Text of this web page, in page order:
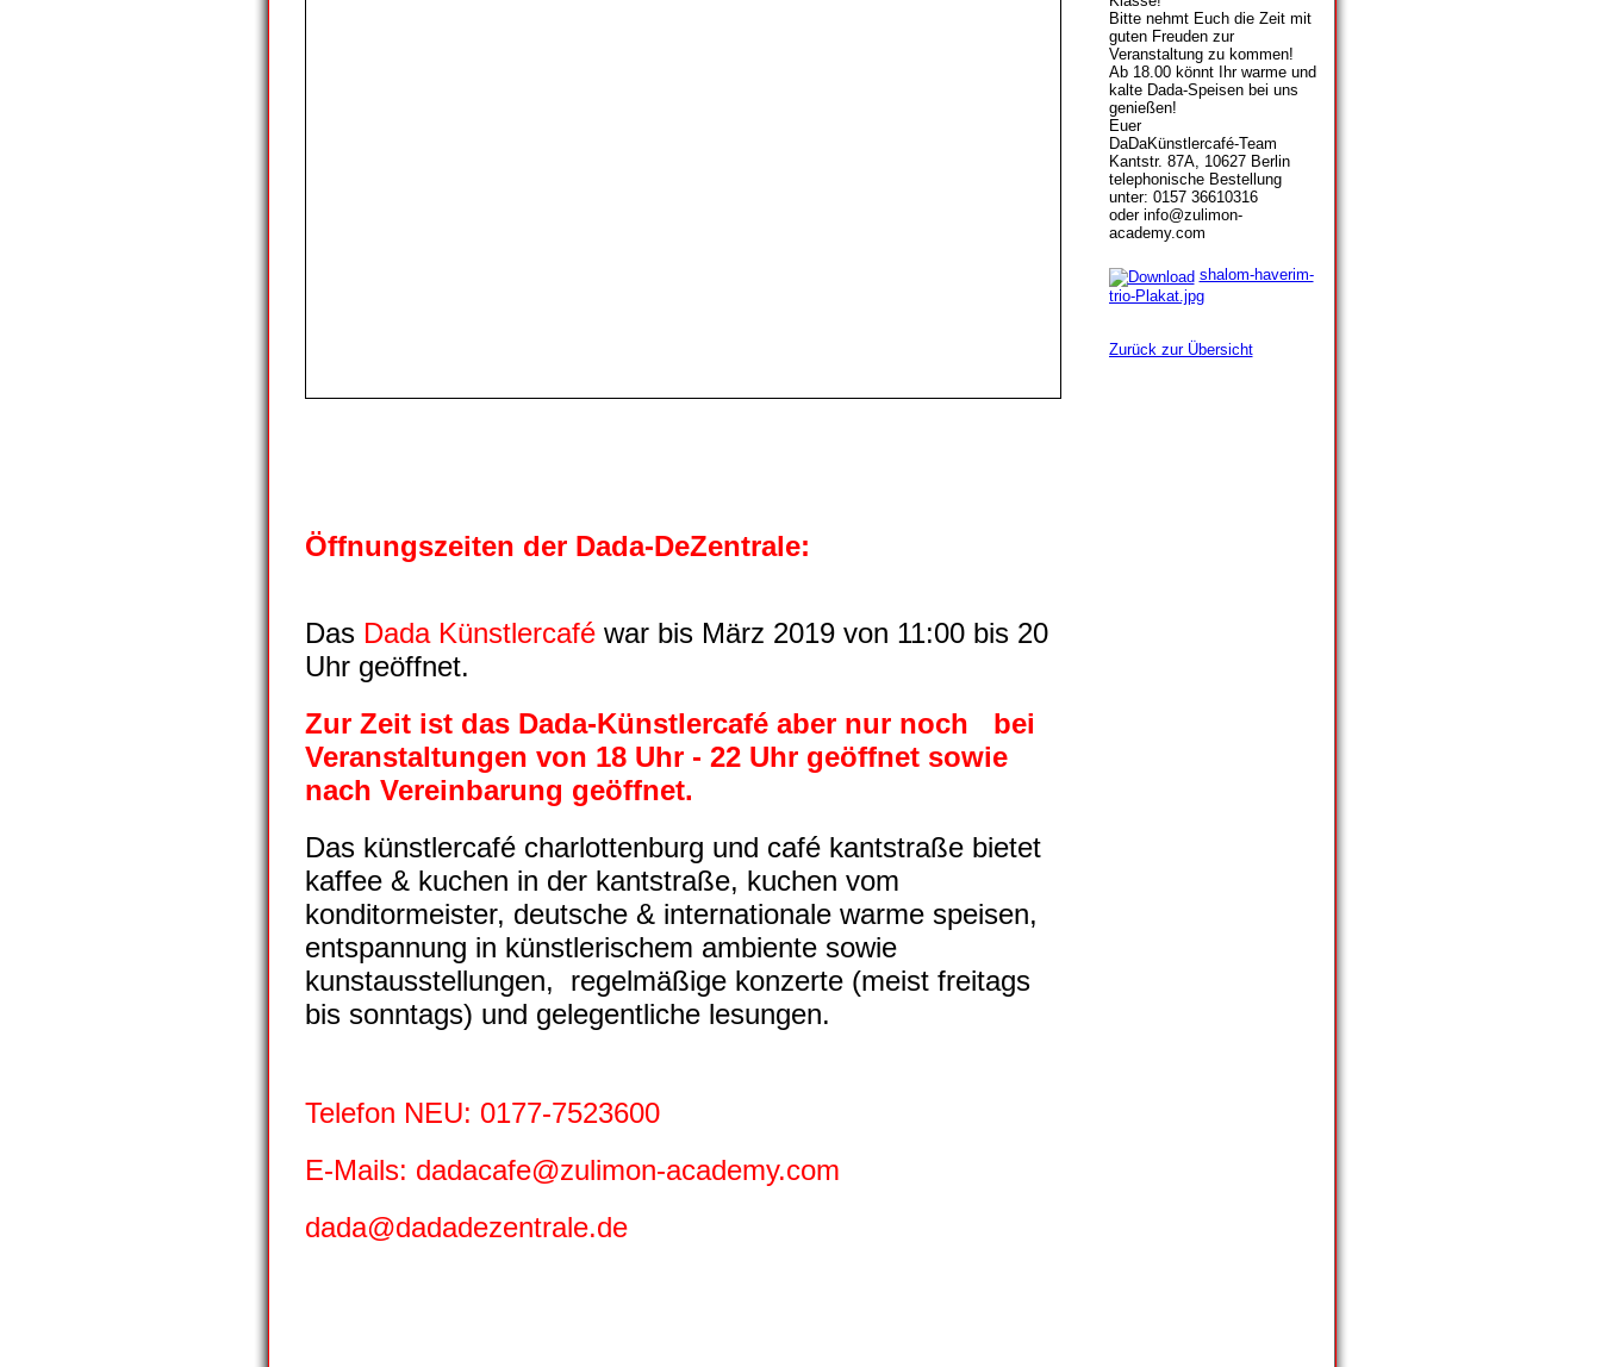
Öffnungszeiten der Dada-DeZentrale:
Das Dada Künstlercaféwar bis März 2019 von 11:00 bis 20
Uhr geöffnet.
Zur Zeit ist das Dada-Künstlercafé aber nur noch bei
Veranstaltungen von 18 Uhr - 22 Uhr geöffnet sowie
nach Vereinbarung geöffnet.
Das künstlercafé charlottenburg und café kantstraße bietet
kaffee & kuchen in der kantstraße, kuchen vom
konditormeister, deutsche & internationale warme speisen,
entspannung in künstlerischem ambiente sowie
kunstausstellungen, regelmäßige konzerte (meist freitags
bis sonntags) und gelegentliche lesungen.
Telefon NEU: 0177-7523600
E-Mails: dadacafe@zulimon-academy.com
dada@dadadezentrale.de
Bitte nehmt Euch die Zeit mit
guten Freuden zur
Veranstaltung zu kommen!
Ab 18.00 könnt Ihr warme und
kalte Dada-Speisen bei uns
genießen!
Euer
DaDaKünstlercafé-Team
Kantstr. 87A, 10627 Berlin
telephonische Bestellung
unter: 0157 36610316
oder info@zulimon-
academy.com
shalom-haverim-
trio-Plakat.jpg
Zurück zur Übersicht